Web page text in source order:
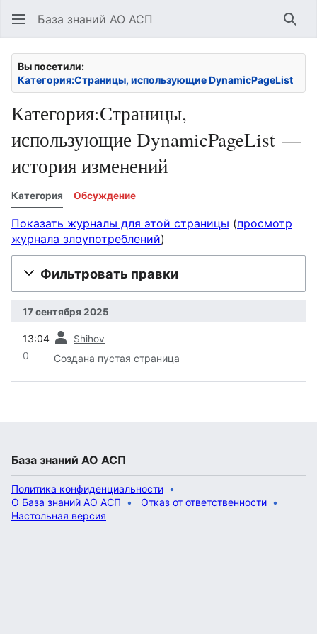
База знаний АО АСП
Вы посетили:
Категория:Страницы, использующие DynamicPageList
Категория:Страницы,
использующие DynamicPageList —
история изменений
Категория Обсуждение
Показать журналы для этой страницы (просмотр
журнала злоупотреблений)
Фильтровать правки
17 сентября 2025
13:04 Shihov
0 Создана пустая страница
База знаний АО АСП
Политика конфиденциальности
О База знаний АО АСП
Отказ от ответственности
Настольная версия